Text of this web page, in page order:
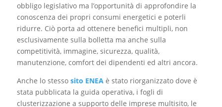
obbligo legislativo ma l’opportunità di approfondire la
conoscenza dei propri consumi energetici e poterli
ridurre. Ciò porta ad ottenere benefici multipli, non
esclusivamente sulla bolletta ma anche sulla
competitività, immagine, sicurezza, qualità,
manutenzione, comfort dei dipendenti ed altri ancora.
Anche lo stesso sito ENEA è stato riorganizzato dove è
stata pubblicata la guida operativa, i fogli di
clusterizzazione a supporto delle imprese multisito, le